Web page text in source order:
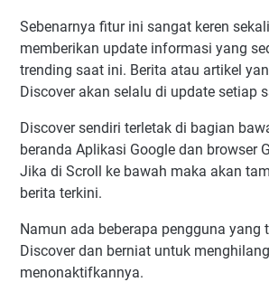
Sebenarnya fitur ini sangat keren
memberikan update informasi yang
trending saat ini. Berita atau artikel
Discover akan selalu di update setiap
Discover sendiri terletak di bagian
beranda Aplikasi Google dan browser
Jika di Scroll ke bawah maka akan
berita terkini.
Namun ada beberapa pengguna yang
Discover dan berniat untuk
menonaktifkannya.